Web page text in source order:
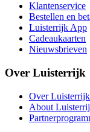
Klantenservice
Bestellen en
Luisterrijk App
Cadeaukaarten
Nieuwsbrieven
Over Luisterrijk
Over Luisterrijk
About